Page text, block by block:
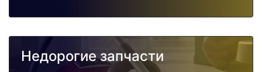
Недорогие запчасти